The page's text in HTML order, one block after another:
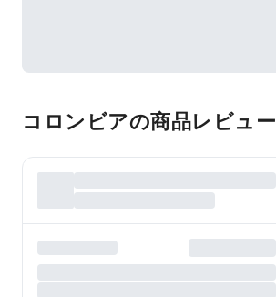
コロンビアの商品レビュー